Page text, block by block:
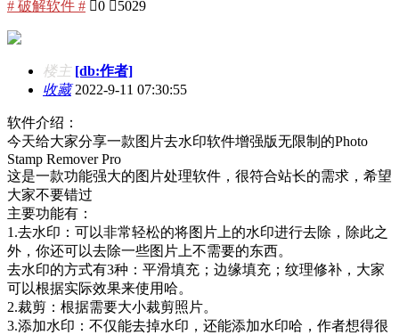
# 破解软件 # 0 5029
楼主 [db:作者]
收藏2022-9-11 07:30:55
软件介绍：
今天给大家分享一款图片去水印软件增强版无限制的Photo
Stamp Remover Pro
这是一款功能强大的图片处理软件，很符合站长的需求，希望
大家不要错过
主要功能有：
1.去水印：可以非常轻松的将图片上的水印进行去除，除此之
外，你还可以去除一些图片上不需要的东西。
去水印的方式有3种：平滑填充；边缘填充；纹理修补，大家
可以根据实际效果来使用哈。
2.裁剪：根据需要大小裁剪照片。
3.添加水印：不仅能去掉水印，还能添加水印哈，作者想得很